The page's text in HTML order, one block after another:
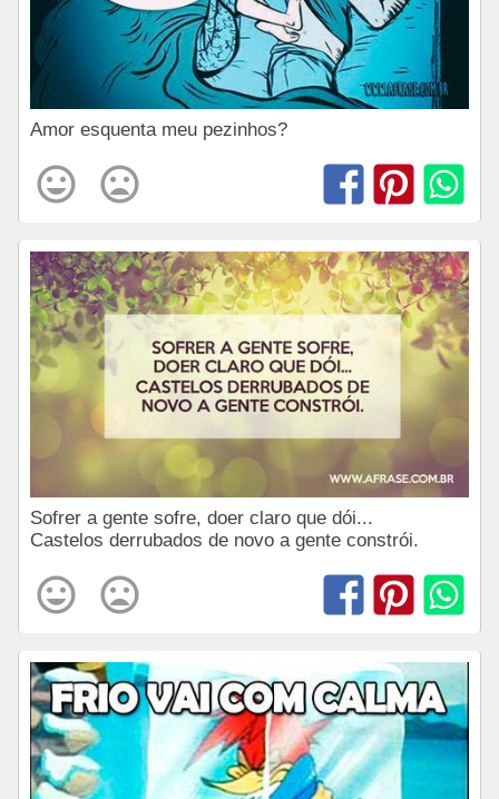
Amor esquenta meu pezinhos?
Sofrer a gente sofre, doer claro que dói...
Castelos derrubados de novo a gente constrói.